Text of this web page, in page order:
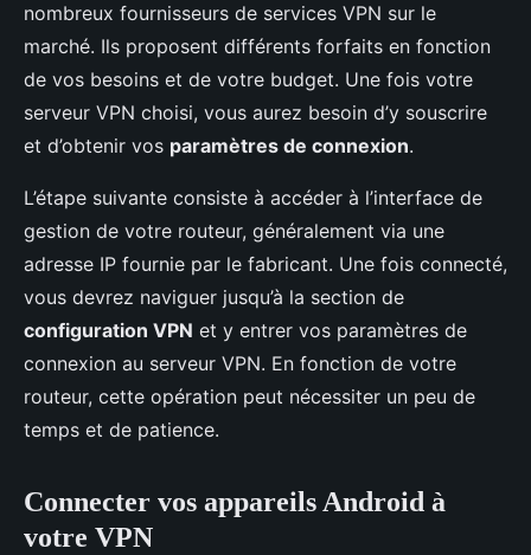
nombreux fournisseurs de services VPN sur le
marché. Ils proposent différents forfaits en fonction
de vos besoins et de votre budget. Une fois votre
serveur VPN choisi, vous aurez besoin d’y souscrire
et d’obtenir vos paramètres de connexion.
L’étape suivante consiste à accéder à l’interface de
gestion de votre routeur, généralement via une
adresse IP fournie par le fabricant. Une fois connecté,
vous devrez naviguer jusqu’à la section de
configuration VPN et y entrer vos paramètres de
connexion au serveur VPN. En fonction de votre
routeur, cette opération peut nécessiter un peu de
temps et de patience.
Connecter vos appareils Android à
votre VPN